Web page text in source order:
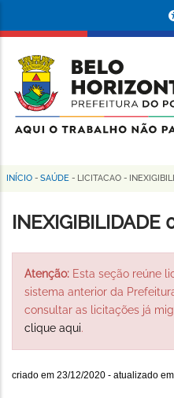
conteúdo
principal
da
Prefeitura
de
Horizonte
Trilha
de
INÍCIO - SAÚDE - LICITACAO -
INEXIGIBILIDADE
Atenção: Esta seção reúne
sistema anterior da
consultar as licitações já
clique aqui.
criado em 23/12/2020 - atualizado em